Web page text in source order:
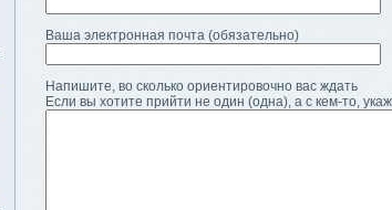
Ваша электронная почта (обязательно)
Напишите, во сколько ориентировочно вас ждать
Если вы хотите прийти не один (одна), а с кем-то,